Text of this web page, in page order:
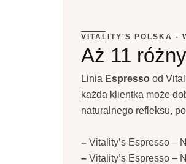
VITALITY'S POLSKA -
Aż 11
Linia Espresso od
każda klientka może
naturalnego refleksu,
– Vitality’s Espresso –
– Vitality’s Espresso –